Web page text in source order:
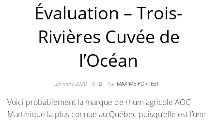
Évaluation – Trois-
Rivières Cuvée de
l’Océan
25 mars 2020 0 Par MAXIME FORTIER
Voici probablement la marque de rhum agricole AOC
Martinique la plus connue au Québec puisqu’elle est l’une